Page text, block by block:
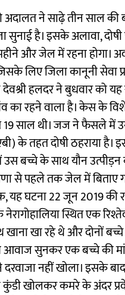
अदालत ने साढ़े तीन साल
है। इसके अलावा,
और जेल में रहना
लिए जिला कानूनी सेवा
हलदर ने बुधवार को
का रहने वाला है। केस के
19 साल थी। जज ने फैसले में
के तहत दोषी ठहराया
बच्चे के साथ यौन उत्पीड़न
से पहले तक जेल में बिताए
घटना 22 जून 2019 की
स्थित एक
खाना खा रहे थे और दोनों
सुनकर एक बच्चे की मां
नहीं खोला। इसके
खोलकर कमरे के अंदर